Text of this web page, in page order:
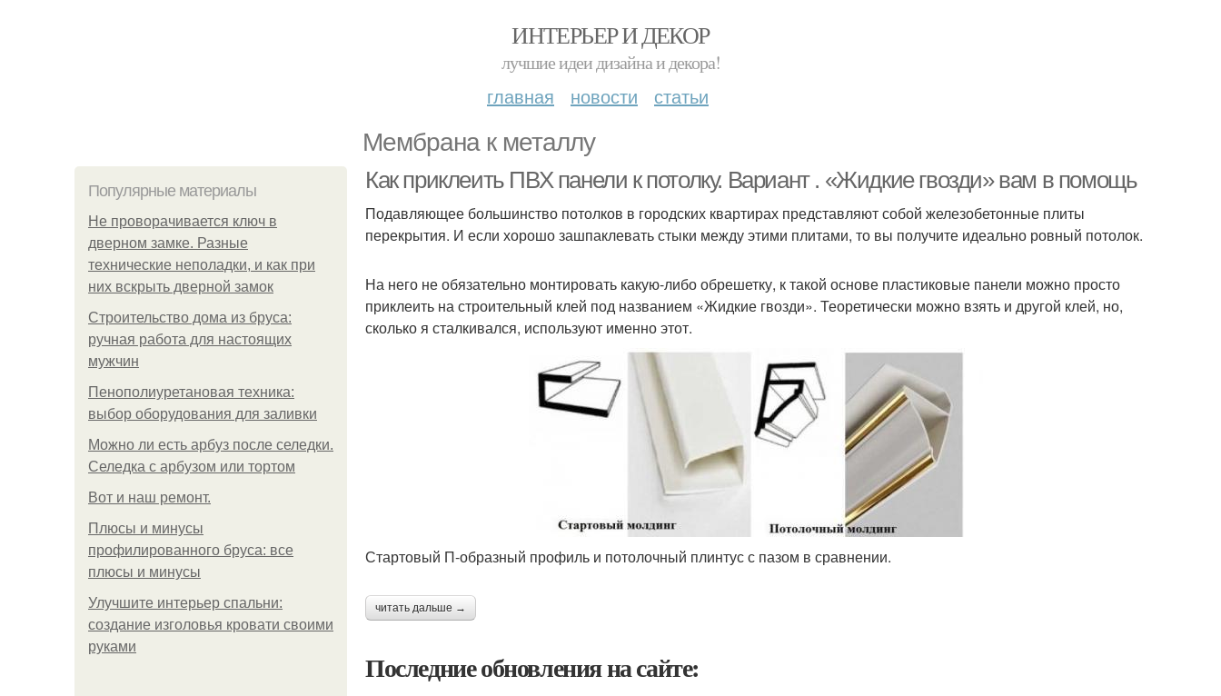
ИНТЕРЬЕР И ДЕКОР
лучшие идеи дизайна и декора!
главная новости статьи
Мембрана к металлу
Популярные материалы
Не проворачивается ключ в
дверном замке. Разные
технические неполадки, и как при
них вскрыть дверной замок
Строительство дома из бруса:
ручная работа для настоящих
мужчин
Пенополиуретановая техника:
выбор оборудования для заливки
Можно ли есть арбуз после селедки.
Селедка с арбузом или тортом
Boт и наш ремoнт.
Плюсы и минусы
профилированного бруса: все
плюсы и минусы
Улучшите интерьер спальни:
создание изголовья кровати своими
руками
Как приклеить ПВХ панели к потолку. Вариант . «Жидкие гвозди» вам в помощь
Подавляющее большинство потолков в городских квартирах представляют собой железобетонные плиты
перекрытия. И если хорошо зашпаклевать стыки между этими плитами, то вы получите идеально ровный потолок.
На него не обязательно монтировать какую-либо обрешетку, к такой основе пластиковые панели можно просто
приклеить на строительный клей под названием «Жидкие гвозди». Теоретически можно взять и другой клей, но,
сколько я сталкивался, используют именно этот.
Стартовый П-образный профиль и потолочный плинтус с пазом в сравнении.
читать дальше →
Последние обновления на сайте: